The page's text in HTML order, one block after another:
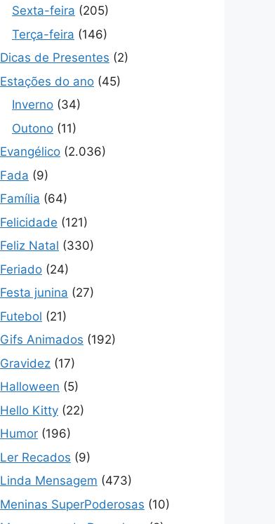
Sexta-feira (205)
Terça-feira (146)
Dicas de Presentes (2)
Estações do ano (45)
Inverno (34)
Outono (11)
Evangélico (2.036)
Fada (9)
Família (64)
Felicidade (121)
Feliz Natal (330)
Feriado (24)
Festa junina (27)
Futebol (21)
Gifs Animados (192)
Gravidez (17)
Halloween (5)
Hello Kitty (22)
Humor (196)
Ler Recados (9)
Linda Mensagem (473)
Meninas SuperPoderosas (10)